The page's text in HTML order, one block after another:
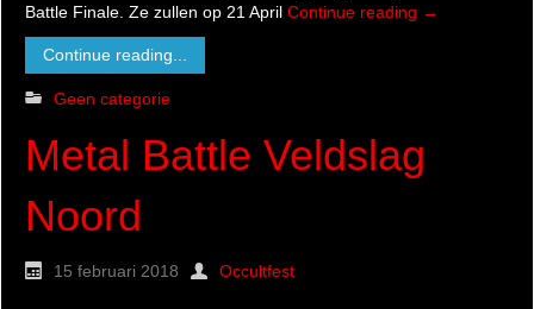
Battle Finale. Ze zullen op 21 April Continue reading →
Continue reading...
Geen categorie
Metal Battle Veldslag
Noord
15 februari 2018 Occultfest